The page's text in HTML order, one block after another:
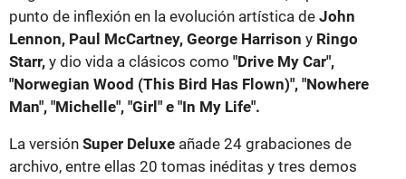
punto de inflexión en la evolución artística de John
Lennon, Paul McCartney, George Harrison y Ringo
Starr, y dio vida a clásicos como "Drive My Car",
"Norwegian Wood (This Bird Has Flown)", "Nowhere
Man", "Michelle", "Girl" e "In My Life".
La versión Super Deluxe añade 24 grabaciones de
archivo, entre ellas 20 tomas inéditas y tres demos